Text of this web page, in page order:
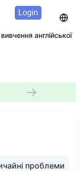
Login
англійської
проблеми